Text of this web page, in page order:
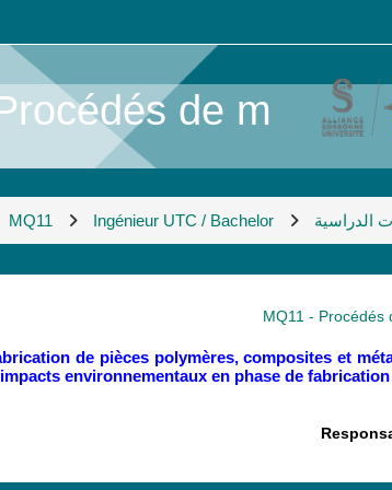
de m ...
الدراسية Ingénieur UTC / Bachelor
MQ11
MQ11 - Procédés
de pièces polymères, composites et
environnementaux en phase de